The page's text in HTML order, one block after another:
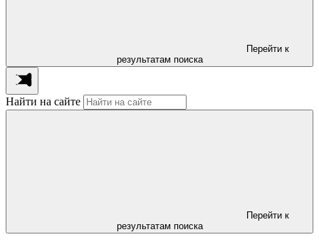
Перейти к
результатам поиска
Найти на сайте
Перейти к
результатам поиска